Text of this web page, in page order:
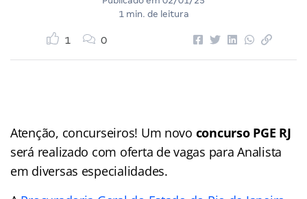
1 min. de leitura
1 0
Atenção, concurseiros! Um novo concurso PGE RJ
será realizado com oferta de vagas para Analista
em diversas especialidades.